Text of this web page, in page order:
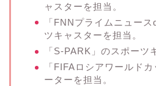
ャスターを担当。
「FNNプライムニュー
ツキャスターを担当。
「S-PARK」のスポーツ
「FIFAロシアワールド
ーターを担当。